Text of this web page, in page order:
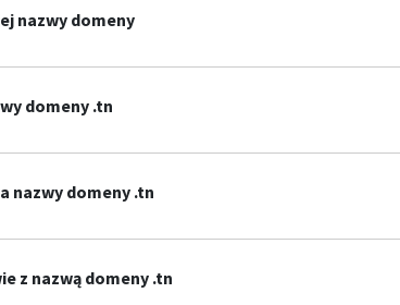
nazwy domeny
domeny .tn
nazwy domeny .tn
z nazwą domeny .tn